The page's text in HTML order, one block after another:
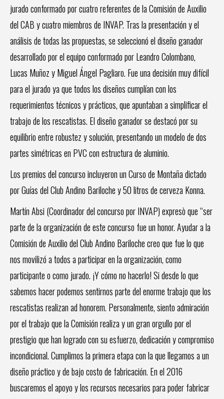
jurado conformado por cuatro referentes de la Comisión de Auxilio
del CAB y cuatro miembros de INVAP. Tras la presentación y el
análisis de todas las propuestas, se seleccionó el diseño ganador
desarrollado por el equipo conformado por Leandro Colombano,
Lucas Muñoz y Miguel Ángel Pagliaro. Fue una decisión muy difícil
para el jurado ya que todos los diseños cumplían con los
requerimientos técnicos y prácticos, que apuntaban a simplificar el
trabajo de los rescatistas. El diseño ganador se destacó por su
equilibrio entre robustez y solución, presentando un modelo de dos
partes simétricas en PVC con estructura de aluminio.
Los premios del concurso incluyeron un Curso de Montaña dictado
por Guías del Club Andino Bariloche y 50 litros de cerveza Konna.
Martín Absi (Coordinador del concurso por INVAP) expresò que “ser
parte de la organización de este concurso fue un honor. Ayudar a la
Comisión de Auxilio del Club Andino Bariloche creo que fue lo que
nos movilizó a todos a participar en la organización, como
participante o como jurado. ¡Y cómo no hacerlo! Si desde lo que
sabemos hacer podemos sentirnos parte del enorme trabajo que los
rescatistas realizan ad honorem. Personalmente, siento admiración
por el trabajo que la Comisión realiza y un gran orgullo por el
prestigio que han logrado con su esfuerzo, dedicación y compromiso
incondicional. Cumplimos la primera etapa con la que llegamos a un
diseño práctico y de bajo costo de fabricación. En el 2016
buscaremos el apoyo y los recursos necesarios para poder fabricar